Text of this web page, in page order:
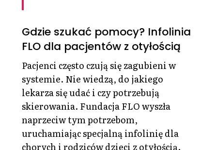
Gdzie szukać pomocy? Infolinia
FLO dla pacjentów z otyłością
Pacjenci często czują się zagubieni w
systemie. Nie wiedzą, do jakiego
lekarza się udać i czy potrzebują
skierowania. Fundacja FLO wyszła
naprzeciw tym potrzebom,
uruchamiając specjalną infolinię dla
chorych i rodziców dzieci z otyłością.